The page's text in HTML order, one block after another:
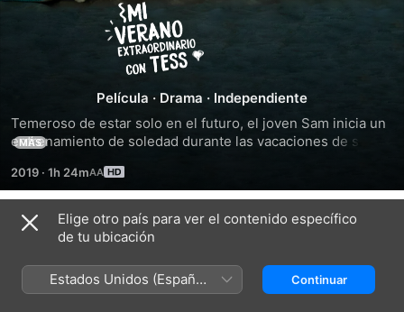
Mi
Verano
Extraordinario
con
Tess
Película · Drama · Independiente
Temeroso de estar solo en el futuro, el joven Sam inicia un
entrenamiento de soledad durante las vacaciones de su
conoce a la soñadora Tess. Ahora, él ayuda a la chica a
buscar a su padre desconocido, pero esta decisión pone su
amistad con Tess en riesgo.
MÁS
2019 · 1h 24m
Tráilers
Elige otro país para ver el contenido específico
de tu ubicación
Estados Unidos (Español
México)
Continuar